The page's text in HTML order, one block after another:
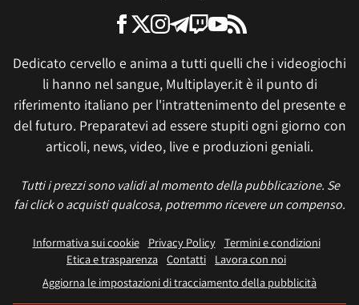
Dedicato cervello e anima a tutti quelli che i videogiochi
li hanno nel sangue, Multiplayer.it è il punto di
riferimento italiano per l'intrattenimento del presente e
del futuro. Preparatevi ad essere stupiti ogni giorno con
articoli, news, video, live e produzioni geniali.
Tutti i prezzi sono validi al momento della pubblicazione. Se
fai click o acquisti qualcosa, potremmo ricevere un compenso.
Informativa sui cookie Privacy Policy
Termini e condizioni
Etica e trasparenza Contatti
Lavora con noi
Aggiorna le impostazioni di tracciamento della pubblicità